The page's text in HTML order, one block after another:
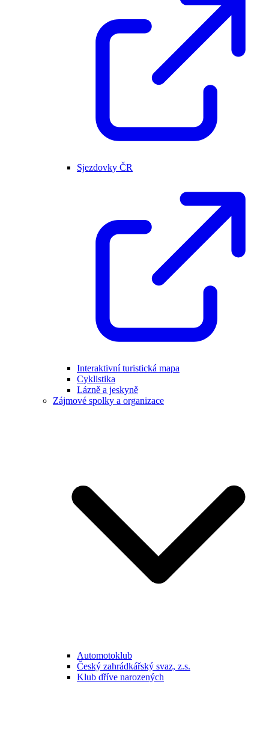
Sjezdovky ČR
Interaktivní turistická mapa
Cyklistika
Lázně a jeskyně
Zájmové spolky a organizace
Automotoklub
Český zahrádkářský svaz, z.s.
Klub dříve narozených